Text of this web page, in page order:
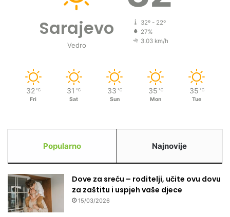
Sarajevo
Vedro
32º - 22º
27%
3.03 km/h
32 ℃
Fri
31 ℃
Sat
33 ℃
Sun
35 ℃
Mon
35 ℃
Tue
Popularno Najnovije
Dove za sreću – roditelji, učite ovu dovu
za zaštitu i uspjeh vaše djece
15/03/2026